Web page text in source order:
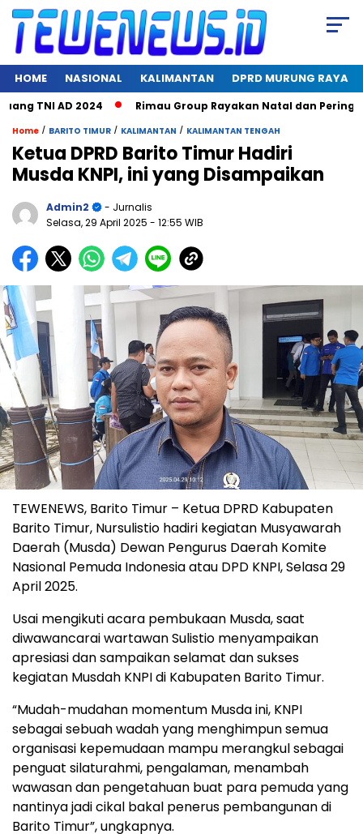
HOME NASIONAL KALIMANTAN DPRD MURUNG RAYA
TNI AD 2024 Rimau Group Rayakan Natal dan Peringati
Home / BARITO TIMUR / KALIMANTAN / KALIMANTAN TENGAH
Ketua DPRD Barito Timur Hadiri
Musda KNPI, ini yang Disampaikan
Admin2
- Jurnalis
Selasa, 29 April 2025 - 12:55 WIB
TEWENEWS, Barito Timur – Ketua DPRD Kabupaten
Barito Timur, Nursulistio hadiri kegiatan Musyawarah
Daerah (Musda) Dewan Pengurus Daerah Komite
Nasional Pemuda Indonesia atau DPD KNPI, Selasa 29
April 2025.
Usai mengikuti acara pembukaan Musda, saat
diwawancarai wartawan Sulistio menyampaikan
apresiasi dan sampaikan selamat dan sukses
kegiatan Musdah KNPI di Kabupaten Barito Timur.
“Mudah-mudahan momentum Musda ini, KNPI
sebagai sebuah wadah yang menghimpun semua
organisasi kepemudaan mampu merangkul sebagai
penguat silaturahmi, pengalaman, menambah
wawasan dan pengetahuan buat para pemuda yang
nantinya jadi cikal bakal penerus pembangunan di
Barito Timur”, ungkapnya.